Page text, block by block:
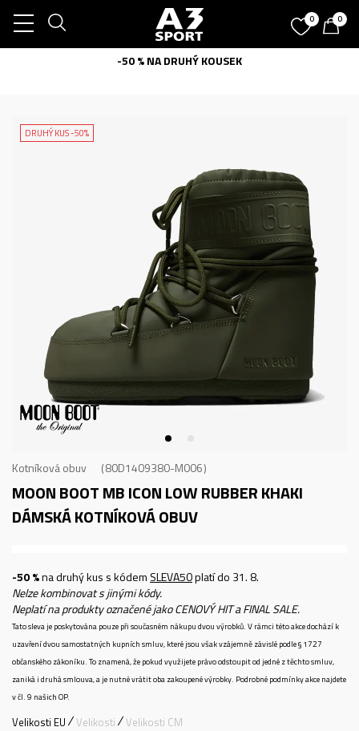
0 0
-50 % NA DRUHÝ KOUSEK
DRUHÝ KUS -50%
Kotníková obuv 80D1409380-M006
MOON BOOT MB ICON LOW RUBBER KHAKI
DÁMSKÁ KOTNÍKOVÁ OBUV
-50 %na druhý kus s kódem SLEVA50platí do 31. 8.
Nelze kombinovat s jinými kódy.
Neplatí na produkty označené jako CENOVÝ HIT a FINAL SALE.
Tato sleva je poskytována pouze při současném nákupu dvou výrobků. V rámci této akce dochází k
uzavření dvou samostatných kupních smluv, které jsou však vzájemně závislé podle § 1727
občanského zákoníku. To znamená, že pokud využijete právo odstoupit od jedné z těchto smluv,
zaniká i druhá smlouva, a je nutné vrátit oba zakoupené výrobky. Podrobné podmínky akce najdete
v čl. 9 našich OP.
Velikosti EU Velikosti Velikosti CM